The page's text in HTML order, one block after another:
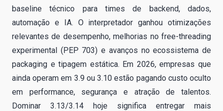
baseline técnico para times de backend, dados,
automação e IA. O interpretador ganhou otimizações
relevantes de desempenho, melhorias no free-threading
experimental (PEP 703) e avanços no ecossistema de
packaging e tipagem estática. Em 2026, empresas que
ainda operam em 3.9 ou 3.10 estão pagando custo oculto
em performance, segurança e atração de talentos.
Dominar 3.13/3.14 hoje significa entregar mais